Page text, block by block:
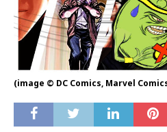
(image © DC Comics, Marvel